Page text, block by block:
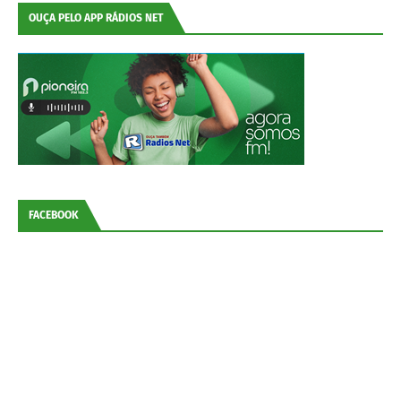
OUÇA PELO APP RÁDIOS NET
FACEBOOK